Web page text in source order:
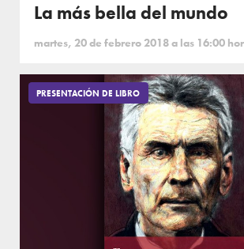
La más bella del mundo
martes, 20 de febrero 2018 a las 16:00
PRESENTACIÓN DE LIBRO